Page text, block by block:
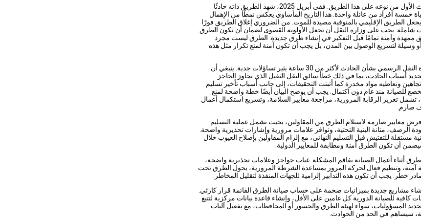
ليس هذا الحادث الأول من نوعه على هذا الطريق. ففي أبريل 2025، شهد الطريق ذاته حادثًا
خمسة أفراد من عائلة واحدة. هذا التاريخ المأساوي يعكس نمطًا من الإهمال
الطريق الإقليمي بالمنوفية مصيدة للموت. من الضروري إغلاق الطريق فورًا
شاملة. يجب على وزارة النقل أن تجعل الأولوية القصوى لضمان أن تكون الطرق
ممهدة وآمنة تمامًا قبل التفكير في إنشاء طرق جديدة. الطرق ليست مجرد
وسيلة لتسريع الوصول بين المدن، بل يجب أن تكون آمنة لمنع تكرار مثل هذه
تأخر بيان وزارة النقل الرسمي بشأن الحادث لأكثر من 30 ساعة يثير تساؤلات جدية. ينبغي أن
أسباب الحادث، بما في ذلك خطأ سائق النقل الثقيل الذي تجاوز الحاجز
وتعاطيه مواد مخدرة كما أثبتت التحقيقات، إلى جانب أسباب تأخير تسليم
للصيانة منذ عام دون اكتمال. يجب أن يوضح البيان أيضًا خطة واضحة لمنع
تشمل تعزيز الرقابة المرورية، مراجعة معايير السلامة، وتسريع استكمال أعمال
صارم.
معايير صارمة لاستلام الطرق من المقاولين، بحيث تشمل عملية التسليم
الرصف، متانة البنية التحتية، وتوافر علامات مرورية وإشارات تحذيرية واضحة.
مستقلة للتفتيش قبل التسليم النهائي، مع إلزام المقاولين بإصلاح العيوب خلال
أن تكون الطرق آمنة ومطابقة للمعايير الدولية.
أثناء أعمال الصيانة يفاقم المشكلة. غياب حواجز وعلامات تحذيرية واضحة،
آمنة، وتنظيم فعال لحركة المرور بمساعدة الشرطة المرورية، يحول الطرق تحت
خطر. يجب أن تكون هذه التدابير إلزامية للجهات المنفذة لتقليل المخاطر.
مشاريع جديدة بميزانيات ضخمة على حساب صيانة الطرق القائمة قرار كارثي.
كافية للصيانة الدورية كل عامين على الأقل، وإنشاء قاعدة بيانات مركزية لتتبع
المسؤوليات، سواء لهيئة الطرق والجسور أو المحافظات، مع تفعيل آليات
سيساهم في الحد من الحوادث.